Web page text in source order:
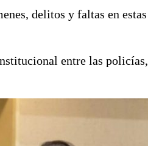
delitos y faltas en estas
entre las policías,